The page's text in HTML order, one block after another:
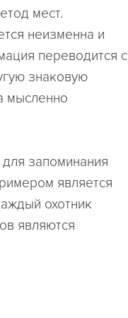
мест.
неизменна и
переводится с
знаковую
мысленно
запоминания
является
охотник
являются